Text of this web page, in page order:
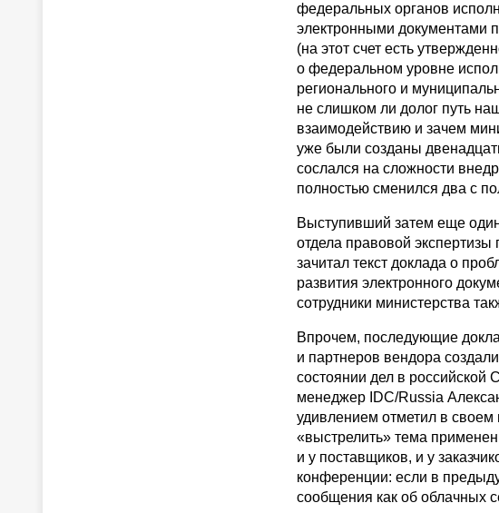
федеральных органов
электронными документами
(на этот счет есть
о федеральном уровне
регионального и
не слишком ли долог путь
взаимодействию и зачем
уже были созданы
сослался на сложности
полностью сменился два с
Выступивший затем еще
отдела правовой
зачитал текст доклада о
развития электронного
сотрудники министерства
Впрочем, последующие
и партнеров вендора
состоянии дел в
менеджер IDC/Russia
удивлением отметил в
«выстрелить» тема
и у поставщиков, и у
конференции: если в
сообщения как об облачных